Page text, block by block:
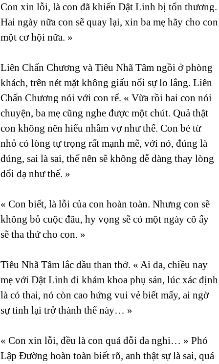
Con xin lỗi, là con đã khiến Dật Linh bị tổn thương.
Hai ngày nữa con sẽ quay lại, xin ba mẹ hãy cho con
một cơ hội nữa. »
Liên Chấn Chương và Tiêu Nhã Tâm ngồi ở phòng
khách, trên nét mặt không giấu nổi sự lo lắng. Liên
Chấn Chương nói với con rể. « Vừa rồi hai con nói
chuyện, ba mẹ cũng nghe được một chút. Quả thật
con không nên hiểu nhầm vợ như thế. Con bé từ
nhỏ có lòng tự trọng rất mạnh mẽ, với nó, đúng là
đúng, sai là sai, thế nên sẽ không dễ dàng thay lòng
đổi dạ như thế. »
« Con biết, là lỗi của con hoàn toàn. Nhưng con sẽ
không bỏ cuộc đâu, hy vọng sẽ có một ngày cô ấy
sẽ tha thứ cho con. »
Tiêu Nhã Tâm lắc đầu than thở. « Ai da, chiều nay
mẹ với Dật Linh đi khám khoa phụ sản, lúc xác định
là có thai, nó còn cao hứng vui vẻ biết mấy, ai ngờ
sự tình lại trở thành thế này… »
« Con xin lỗi, đều là con quá đỗi đa nghi… » Phó
Lập Đường hoàn toàn biết rõ, anh thật sự là sai, quá